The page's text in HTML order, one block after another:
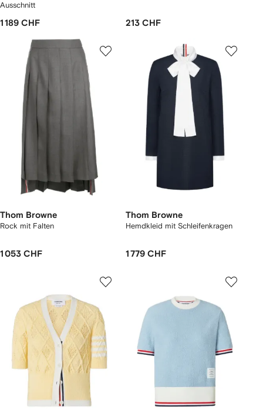
Ausschnitt
1 189 CHF 213 CHF
Thom Browne
Rock mit Falten
1 053 CHF
Thom Browne
Hemdkleid mit Schleifenkragen
1 779 CHF